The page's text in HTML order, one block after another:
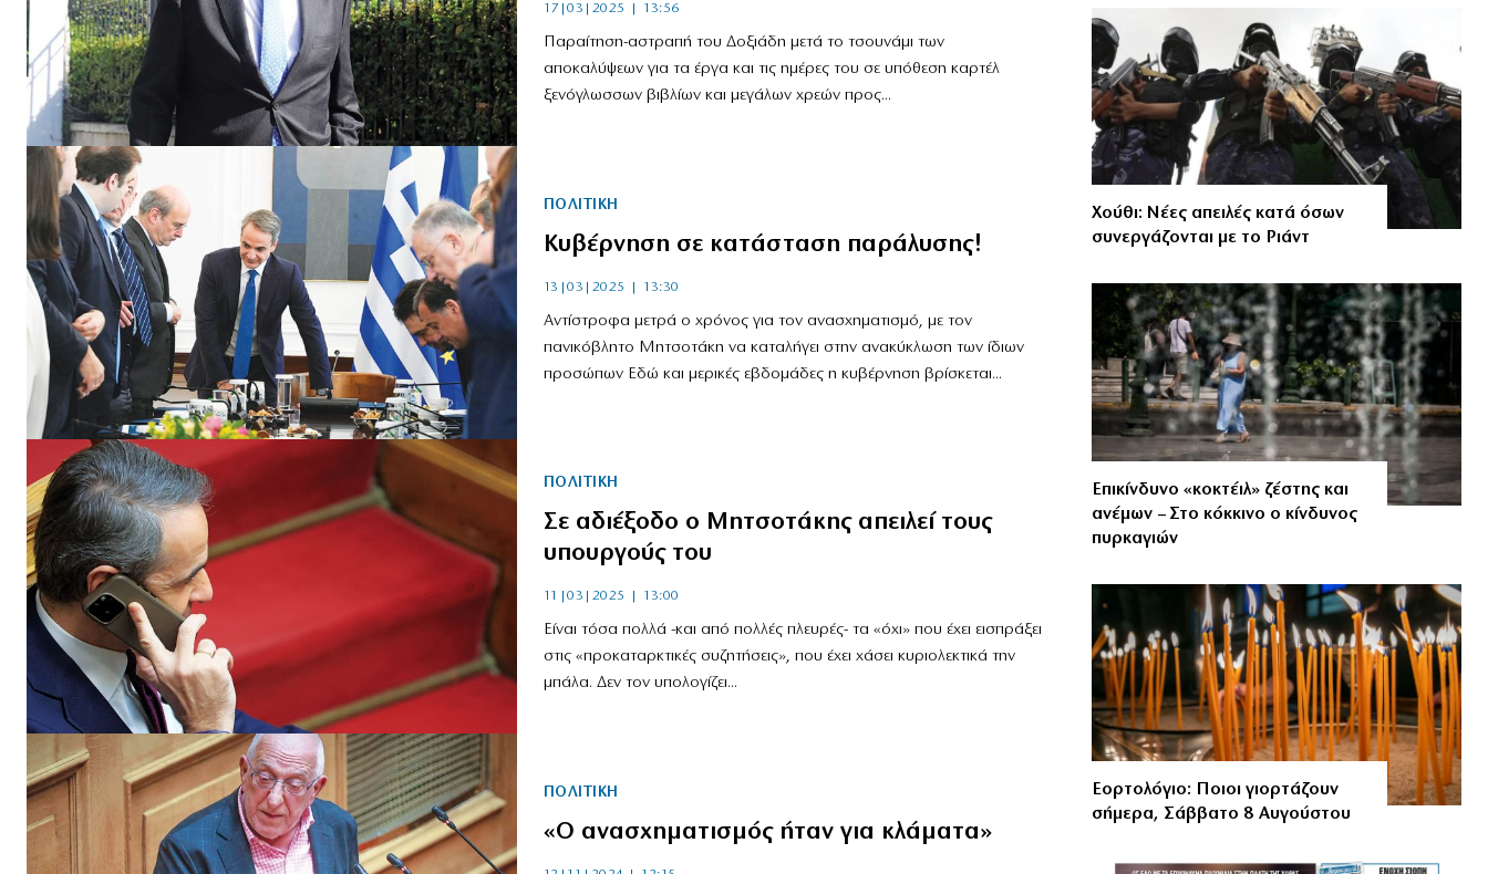
17|03|2025 | 13:56
Παραίτηση-αστραπή του Δοξιάδη μετά το τσουνάμι των
αποκαλύψεων για τα έργα και τις ημέρες του σε υπόθεση καρτέλ
ξενόγλωσσων βιβλίων και μεγάλων χρεών προς...
ΠΟΛΙΤΙΚΗ
Κυβέρνηση σε κατάσταση παράλυσης!
13|03|2025 | 13:30
Αντίστροφα μετρά ο χρόνος για τον ανασχηματισμό, με τον
πανικόβλητο Μητσοτάκη να καταλήγει στην ανακύκλωση των ίδιων
προσώπων Εδώ και μερικές εβδομάδες η κυβέρνηση βρίσκεται...
ΠΟΛΙΤΙΚΗ
Σε αδιέξοδο ο Μητσοτάκης απειλεί τους
υπουργούς του
11|03|2025 | 13:00
Είναι τόσα πολλά -και από πολλές πλευρές- τα «όχι» που έχει εισπράξει
στις «προκαταρκτικές συζητήσεις», που έχει χάσει κυριολεκτικά την
μπάλα. Δεν τον υπολογίζει...
ΠΟΛΙΤΙΚΗ
«Ο ανασχηματισμός ήταν για κλάματα»
Χούθι: Νέες απειλές κατά όσων
συνεργάζονται με το Ριάντ
Επικίνδυνο «κοκτέιλ» ζέστης και
ανέμων – Στο κόκκινο ο κίνδυνος
πυρκαγιών
Εορτολόγιο: Ποιοι γιορτάζουν
σήμερα, Σάββατο 8 Αυγούστου